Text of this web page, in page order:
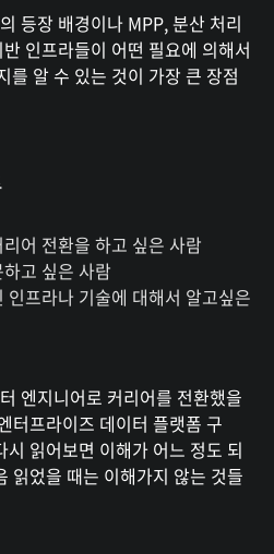
등장 배경이나 MPP, 분산 처리
인프라들이 어떤 필요에 의해서
를 알 수 있는 것이 가장 큰 장점
어 전환을 하고 싶은 사람
고 싶은 사람
인프라나 기술에 대해서 알고싶은
엔지니어로 커리어를 전환했을
터프라이즈 데이터 플랫폼 구
읽어보면 이해가 어느 정도 되
읽었을 때는 이해가지 않는 것들